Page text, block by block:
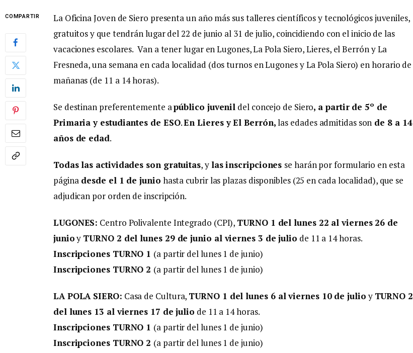
COMPARTIR
La Oficina Joven de Siero presenta un año más sus talleres científicos y tecnológicos juveniles,
gratuitos y que tendrán lugar del 22 de junio al 31 de julio, coincidiendo con el inicio de las
vacaciones escolares. Van a tener lugar en Lugones, La Pola Siero, Lieres, el Berrón y La
Fresneda, una semana en cada localidad (dos turnos en Lugones y La Pola Siero) en horario de
mañanas (de 11 a 14 horas).
Se destinan preferentemente apúblico juvenil del concejo de Siero, a partir de 5º de
Primaria y estudiantes de ESO.En Lieres y El Berrón,las edades admitidas son de 8 a 14
años de edad.
Todas las actividades son gratuitas, ylas inscripciones se harán por formulario en esta
páginadesde el 1 de junio hasta cubrir las plazas disponibles (25 en cada localidad), que se
adjudican por orden de inscripción.
LUGONES: Centro Polivalente Integrado (CPI), TURNO 1 del lunes 22 al viernes 26 de
junioy TURNO 2 del lunes 29 de junio al viernes 3 de julio de 11 a 14 horas.
Inscripciones TURNO 1 (a partir del lunes 1 de junio)
Inscripciones TURNO 2 (a partir del lunes 1 de junio)
LA POLA SIERO: Casa de Cultura, TURNO 1 del lunes 6 al viernes 10 de julio y TURNO 2
del lunes 13 al viernes 17 de julio de 11 a 14 horas.
Inscripciones TURNO 1 (a partir del lunes 1 de junio)
Inscripciones TURNO 2 (a partir del lunes 1 de junio)